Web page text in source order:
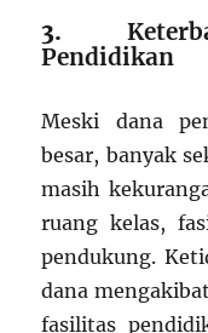
3.
Pendidikan
Meski dana
besar, banyak
masih
ruang kelas,
pendukung.
dana
fasilitas